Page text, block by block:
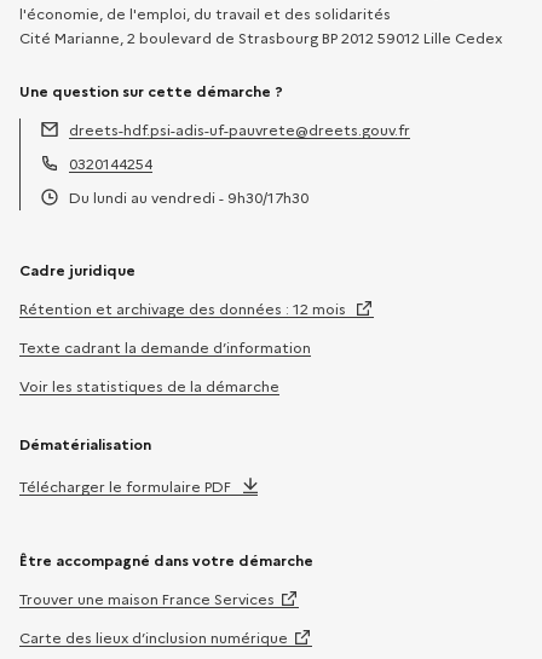
l'économie, de l'emploi, du travail et des solidarités
Cité Marianne, 2 boulevard de Strasbourg BP 2012 59012 Lille Cedex
Une question sur cette démarche ?
Adresse électronique :
dreets-hdf.psi-adis-uf-pauvrete@dreets.gouv.fr
Téléphone :
0320144254
Du lundi au vendredi - 9h30/17h30
Cadre juridique
Rétention et archivage des données : 12 mois
Texte cadrant la demande d’information
Voir les statistiques de la démarche
Dématérialisation
Télécharger le formulaire PDF
Être accompagné dans votre démarche
Trouver une maison France Services
Carte des lieux d’inclusion numérique